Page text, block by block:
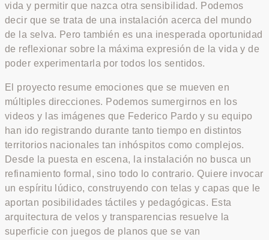
vida y permitir que nazca otra sensibilidad. Podemos
decir que se trata de una instalación acerca del mundo
de la selva. Pero también es una inesperada oportunidad
de reflexionar sobre la máxima expresión de la vida y de
poder experimentarla por todos los sentidos.
El proyecto resume emociones que se mueven en
múltiples direcciones. Podemos sumergirnos en los
videos y las imágenes que Federico Pardo y su equipo
han ido registrando durante tanto tiempo en distintos
territorios nacionales tan inhóspitos como complejos.
Desde la puesta en escena, la instalación no busca un
refinamiento formal, sino todo lo contrario. Quiere invocar
un espíritu lúdico, construyendo con telas y capas que le
aportan posibilidades táctiles y pedagógicas. Esta
arquitectura de velos y transparencias resuelve la
superficie con juegos de planos que se van